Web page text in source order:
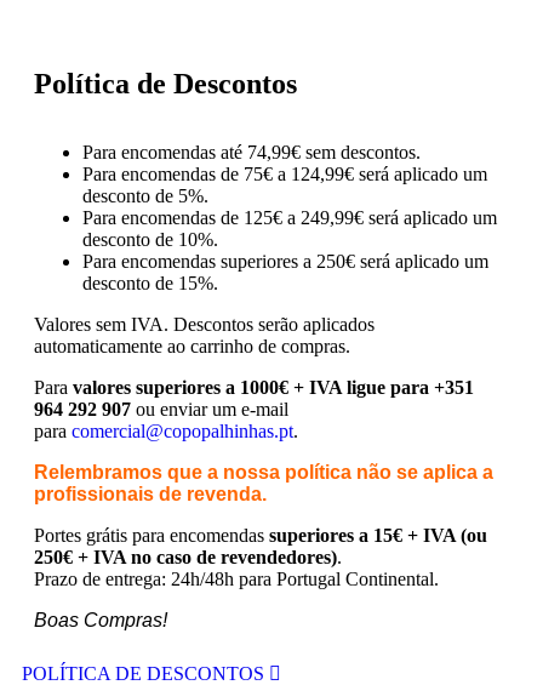
Política de Descontos
Para encomendas até 74,99€ sem descontos.
Para encomendas de 75€ a 124,99€ será aplicado um
desconto de 5%.
Para encomendas de 125€ a 249,99€ será aplicado um
desconto de 10%.
Para encomendas superiores a 250€ será aplicado um
desconto de 15%.
Valores sem IVA. Descontos serão aplicados
automaticamente ao carrinho de compras.
Para valores superiores a 1000€ + IVA ligue para +351
964 292 907 ou enviar um e-mail
para comercial@copopalhinhas.pt.
Relembramos que a nossa política não se aplica a
profissionais de revenda.
Portes grátis para encomendas superiores a 15€ + IVA (ou
250€ + IVA no caso de revendedores).
Prazo de entrega: 24h/48h para Portugal Continental.
Boas Compras!
POLÍTICA DE DESCONTOS